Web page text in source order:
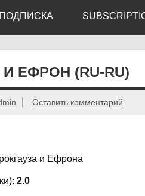
ПОДПИСКА
ЕФРОН (RU-RU)
Оставить комментарий
и Ефрона
2.0